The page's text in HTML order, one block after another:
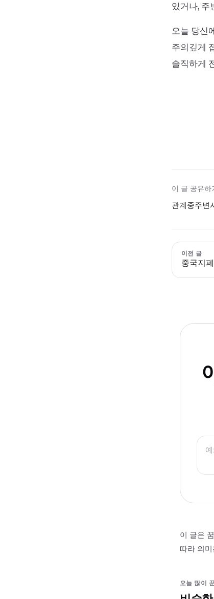
있거나, 주
오늘 당신
주의깊게
솔직하게
이 글 공유하
관계중주변
이전 글
중국지
이 글은
따라 의
오늘 많이